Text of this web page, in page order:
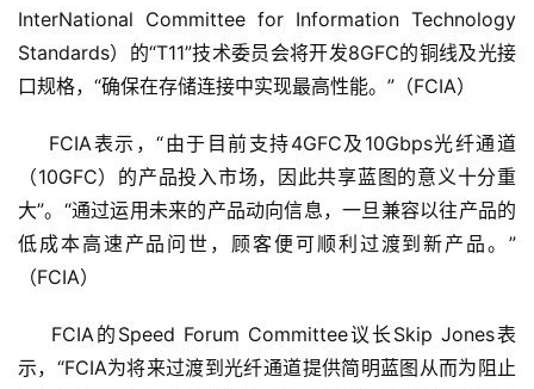
InterNational Committee for Information Technology
Standards）的“T11”技术委员会将开发8GFC的铜线及光接
口规格，“确保在存储连接中实现最高性能。”（FCIA）
FCIA表示，“由于目前支持4GFC及10Gbps光纤通道
（10GFC）的产品投入市场，因此共享蓝图的意义十分重
大”。“通过运用未来的产品动向信息，一旦兼容以往产品的
低成本高速产品问世，顾客便可顺利过渡到新产品。”
（FCIA）
FCIA的Speed Forum Committee议长Skip Jones表
示，“FCIA为将来过渡到光纤通道提供简明蓝图从而为阻止